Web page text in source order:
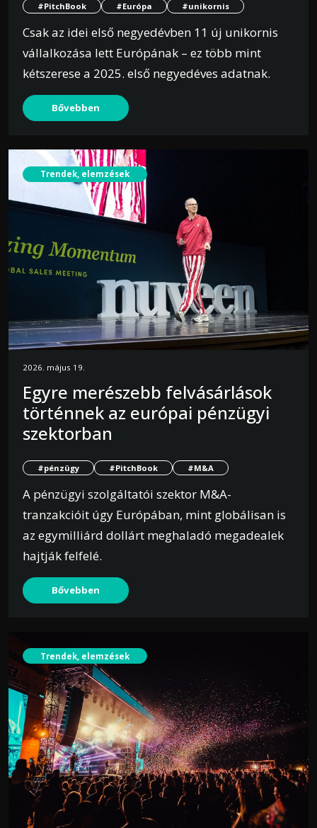
#PitchBook #Európa #unikornis
Csak az idei első negyedévben 11 új unikornis
vállalkozása lett Európának – ez több mint
kétszerese a 2025. első negyedéves adatnak.
Bővebben
Trendek, elemzések
2026. május 19.
Egyre merészebb felvásárlások
történnek az európai pénzügyi
szektorban
#pénzügy #PitchBook #M&A
A pénzügyi szolgáltatói szektor M&A-
tranzakcióit úgy Európában, mint globálisan is
az egymilliárd dollárt meghaladó megadealek
hajtják felfelé.
Bővebben
Trendek, elemzések